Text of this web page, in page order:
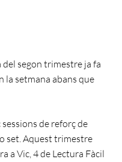
del segon trimestre ja fa
la setmana abans que
de reforç de
set. Aquest trimestre
a Vic, 4 de Lectura Fàcil